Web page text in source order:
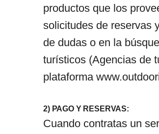
productos que los
solicitudes de reservas
de dudas o en la
turísticos (Agencias de
plataforma
2) PAGO Y RESERVAS:
Cuando contratas un